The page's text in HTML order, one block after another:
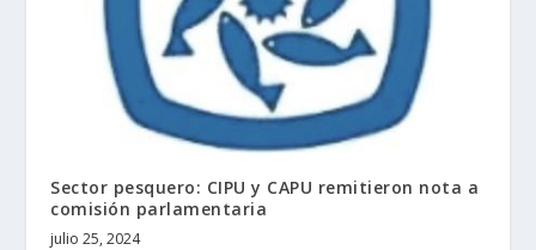
Sector pesquero: CIPU y CAPU remitieron nota a
comisión parlamentaria
julio 25, 2024